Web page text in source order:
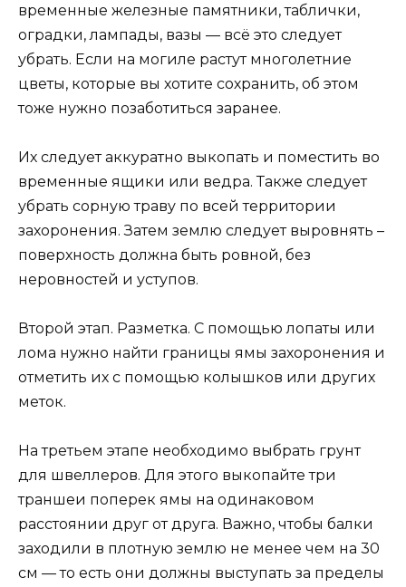
временные железные памятники, таблички,
оградки, лампады, вазы — всё это следует
убрать. Если на могиле растут многолетние
цветы, которые вы хотите сохранить, об этом
тоже нужно позаботиться заранее.
Их следует аккуратно выкопать и поместить во
временные ящики или ведра. Также следует
убрать сорную траву по всей территории
захоронения. Затем землю следует выровнять –
поверхность должна быть ровной, без
неровностей и уступов.
Второй этап. Разметка. С помощью лопаты или
лома нужно найти границы ямы захоронения и
отметить их с помощью колышков или других
меток.
На третьем этапе необходимо выбрать грунт
для швеллеров. Для этого выкопайте три
траншеи поперек ямы на одинаковом
расстоянии друг от друга. Важно, чтобы балки
заходили в плотную землю не менее чем на 30
см — то есть они должны выступать за пределы